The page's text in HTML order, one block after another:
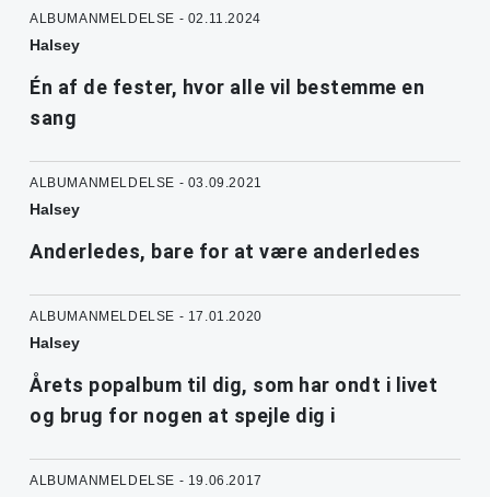
ALBUMANMELDELSE - 02.11.2024
Halsey
Én af de fester, hvor alle vil bestemme en
sang
ALBUMANMELDELSE - 03.09.2021
Halsey
Anderledes, bare for at være anderledes
ALBUMANMELDELSE - 17.01.2020
Halsey
Årets popalbum til dig, som har ondt i livet
og brug for nogen at spejle dig i
ALBUMANMELDELSE - 19.06.2017